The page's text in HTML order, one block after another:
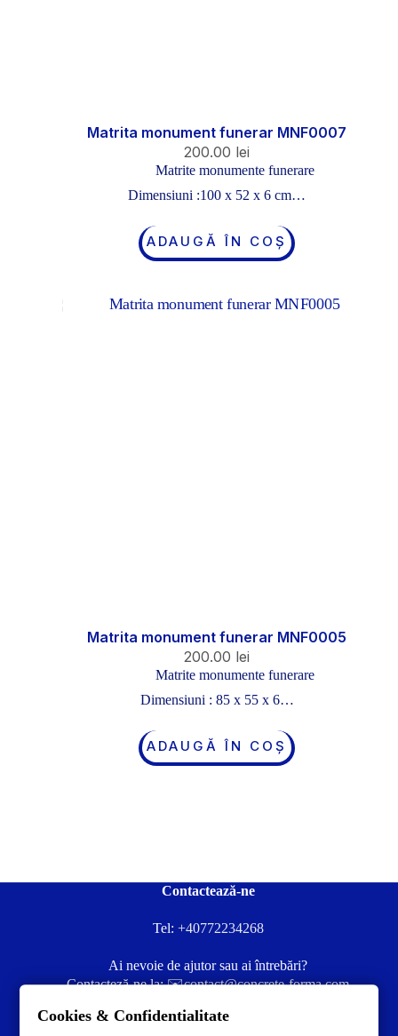
Matrita monument funerar MNF0007
200.00 lei
Matrite monumente funerare
Dimensiuni :100 x 52 x 6 cm…
ADAUGĂ ÎN COȘ
Matrita monument funerar MNF0005
200.00 lei
Matrite monumente funerare
Dimensiuni : 85 x 55 x 6…
ADAUGĂ ÎN COȘ
Contactează-ne
Tel: +40772234268
Ai nevoie de ajutor sau ai întrebări?
Contacteză-ne la:✉️contact@concrete-forma.com
Cookies & Confidentialitate